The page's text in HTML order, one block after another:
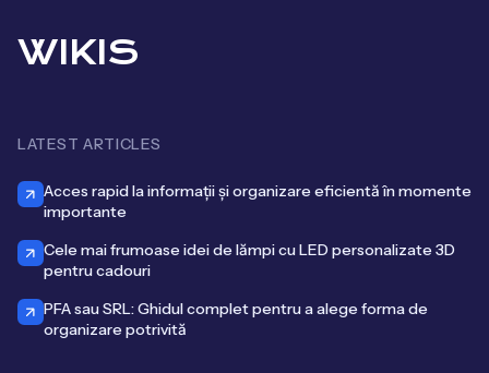
WIKIS
LATEST ARTICLES
Acces rapid la informații și organizare eficientă în momente
importante
Cele mai frumoase idei de lămpi cu LED personalizate 3D
pentru cadouri
PFA sau SRL: Ghidul complet pentru a alege forma de
organizare potrivită